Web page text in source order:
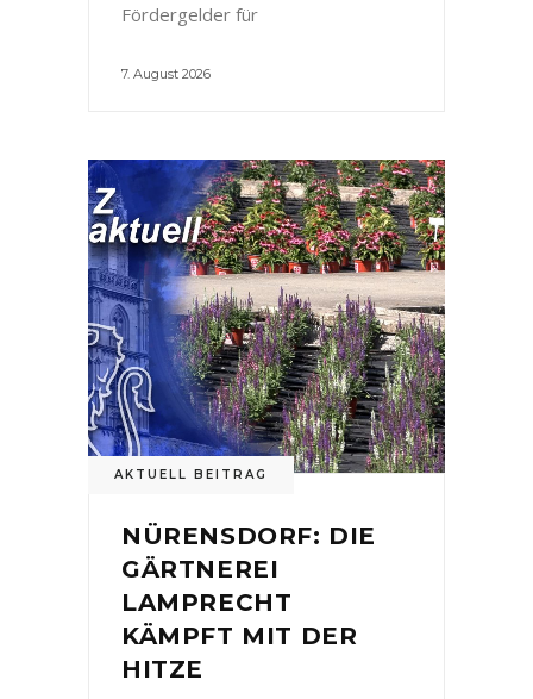
Fördergelder für
7. August 2026
AKTUELL BEITRAG
NÜRENSDORF: DIE
GÄRTNEREI
LAMPRECHT
KÄMPFT MIT DER
HITZE